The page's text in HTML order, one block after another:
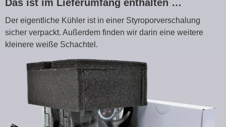
Das ist im Lieferumfang enthalten …
Der eigentliche Kühler ist in einer Styroporverschalung
sicher verpackt. Außerdem finden wir darin eine weitere
kleinere weiße Schachtel.